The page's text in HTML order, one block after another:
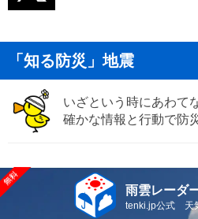
「知る防災」地震
いざという時にあわて
確かな情報と行動で防
雨雲レーダ
tenki.jp公式 天